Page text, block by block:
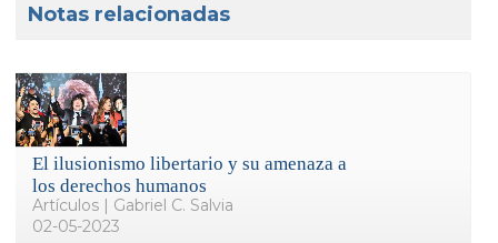
Notas relacionadas
El ilusionismo libertario y su amenaza a
los derechos humanos
Artículos | Gabriel C. Salvia
02-05-2023